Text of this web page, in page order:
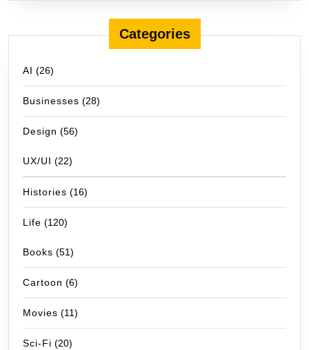
Categories
AI (26)
Businesses (28)
Design (56)
UX/UI (22)
Histories (16)
Life (120)
Books (51)
Cartoon (6)
Movies (11)
Sci-Fi (20)